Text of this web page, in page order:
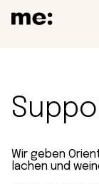
Wir geben
lachen und